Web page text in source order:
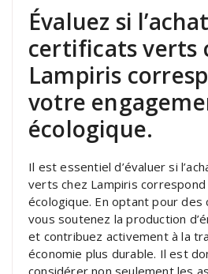
Évaluez si
certificats verts
Lampiris
votre
écologique.
Il est essentiel d’évaluer si
verts chez Lampiris
écologique. En optant pour
vous soutenez la production
et contribuez activement à la
économie plus durable. Il est
considérer non seulement les